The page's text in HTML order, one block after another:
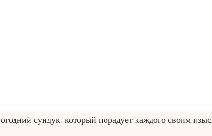
сундук, который порадует каждого своим